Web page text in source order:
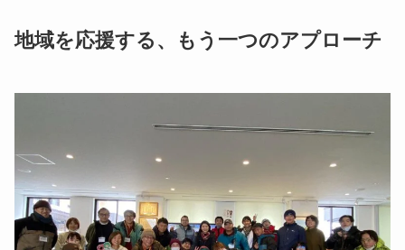
地域を応援する、もう一つのアプローチ